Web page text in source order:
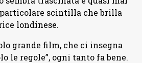
scintilla che brilla
londinese.
grande film, che ci insegna
le regole”, ogni tanto fa bene.